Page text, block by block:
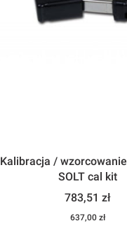
Kalibracja / wzorcowanie Premium
SOLT cal kit
Cena
783,51 zł
Cena
637,00 zł